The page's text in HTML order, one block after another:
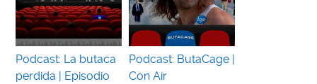
Podcast: La butaca
perdida | Episodio
Podcast: ButaCage |
Con Air